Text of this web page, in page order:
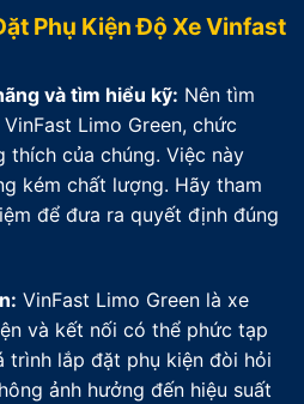
Phụ Kiện Độ Xe Vinfast
và tìm hiểu kỹ: Nên tìm
Limo Green, chức
thích của chúng. Việc này
kém chất lượng. Hãy tham
để đưa ra quyết định đúng
VinFast Limo Green là xe
và kết nối có thể phức tạp
trình lắp đặt phụ kiện đòi hỏi
ảnh hưởng đến hiệu suất